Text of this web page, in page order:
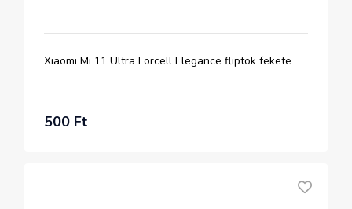
Xiaomi Mi 11 Ultra Forcell Elegance fliptok fekete
500 Ft